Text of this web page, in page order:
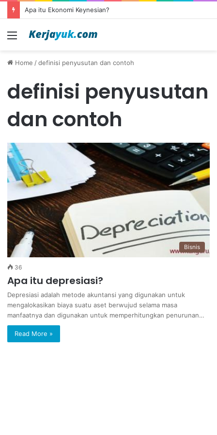
Apa itu Ekonomi Keynesian?
Menu
Home /definisi penyusutan dan contoh
definisi penyusutan
dan contoh
Bisnis
36
Apa itu depresiasi?
Depresiasi adalah metode akuntansi yang digunakan untuk
mengalokasikan biaya suatu aset berwujud selama masa
manfaatnya dan digunakan untuk memperhitungkan penurunan…
Read More »